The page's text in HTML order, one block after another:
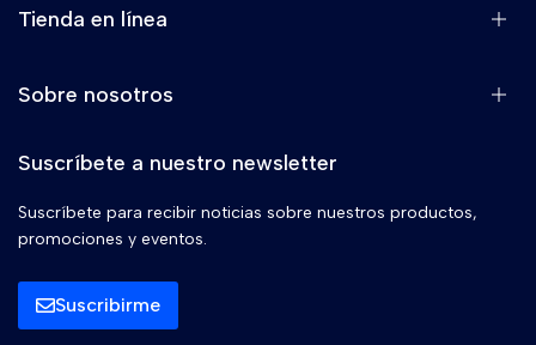
Tienda en línea
Sobre nosotros
Suscríbete a nuestro newsletter
Suscríbete para recibir noticias sobre nuestros productos,
promociones y eventos.
Suscribirme